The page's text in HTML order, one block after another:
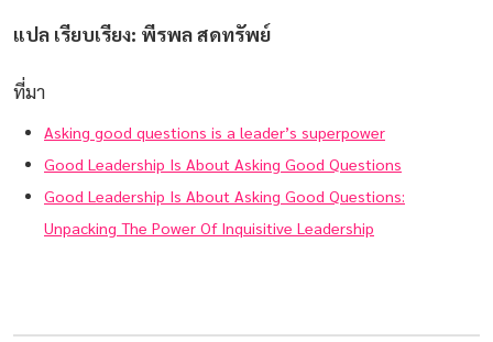
แปล เรียบเรียง: พีรพล สดทรัพย์
ที่มา
Asking good questions is a leader’s superpower
Good Leadership Is About Asking Good Questions
Good Leadership Is About Asking Good Questions:
Unpacking The Power Of Inquisitive Leadership